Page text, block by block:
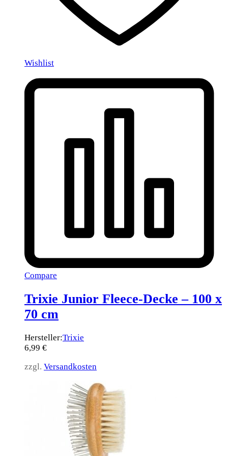
Wishlist
Compare
Trixie Junior Fleece-Decke – 100 x
70 cm
Hersteller:Trixie
6,99 €
zzgl. Versandkosten